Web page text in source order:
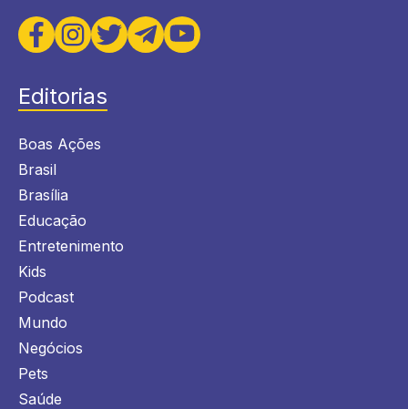
Editorias
Boas Ações
Brasil
Brasília
Educação
Entretenimento
Kids
Podcast
Mundo
Negócios
Pets
Saúde